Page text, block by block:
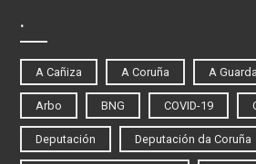
.
A Cañiza A Coruña A Guarda
Arbo BNG COVID-19
Deputación Deputación da Coruña